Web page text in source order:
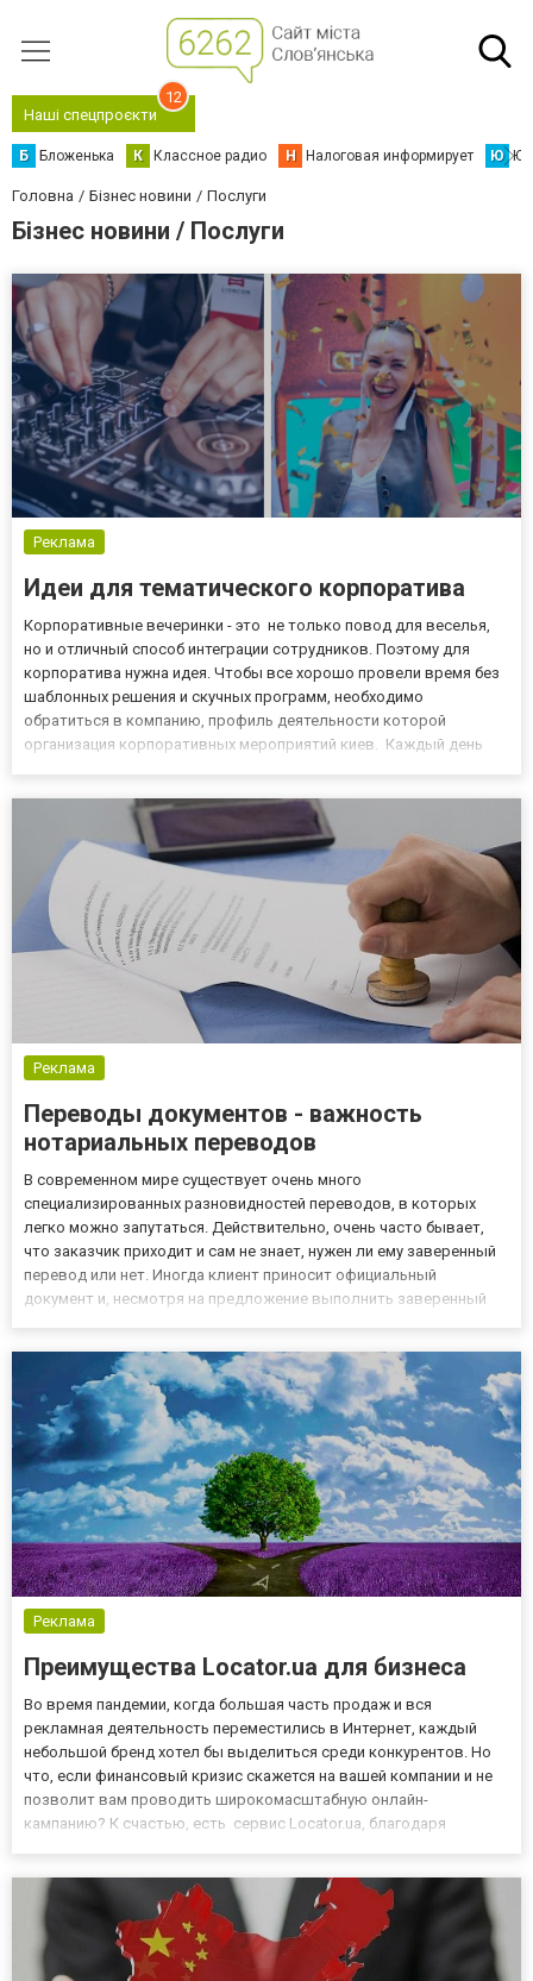
Наші спецпроєкти
12
Б Бложенька К Классное радио Н Налоговая информирует Ю
Головна Бізнес новини Послуги
Бізнес новини / Послуги
Реклама
Идеи для тематического корпоратива
Корпоративные вечеринки - это не только повод для веселья,
но и отличный способ интеграции сотрудников. Поэтому для
корпоратива нужна идея. Чтобы все хорошо провели время без
шаблонных решения и скучных программ, необходимо
обратиться в компанию, профиль деятельности которой
организация корпоративных мероприятий киев. Каждый день
ниже 3 лучших...
Реклама
Переводы документов - важность
нотариальных переводов
В современном мире существует очень много
специализированных разновидностей переводов, в которых
легко можно запутаться. Действительно, очень часто бывает,
что заказчик приходит и сам не знает, нужен ли ему заверенный
перевод или нет. Иногда клиент приносит официальный
документ и, несмотря на предложение выполнить заверенный
раз — совсем нео...
Реклама
Преимущества Locator.ua для бизнеса
Во время пандемии, когда большая часть продаж и вся
рекламная деятельность переместились в Интернет, каждый
небольшой бренд хотел бы выделиться среди конкурентов. Но
что, если финансовый кризис скажется на вашей компании и не
позволит вам проводить широкомасштабную онлайн-
кампанию? К счастью, есть сервис Locator.ua, благодаря
денег на хорошую рек...